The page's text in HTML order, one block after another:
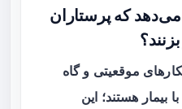
می‌دهد که پرستاران
موقعیتی و گاه
بیمار هستند؛ این